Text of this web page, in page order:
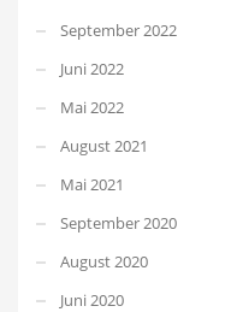
September 2022
Juni 2022
Mai 2022
August 2021
Mai 2021
September 2020
August 2020
Juni 2020